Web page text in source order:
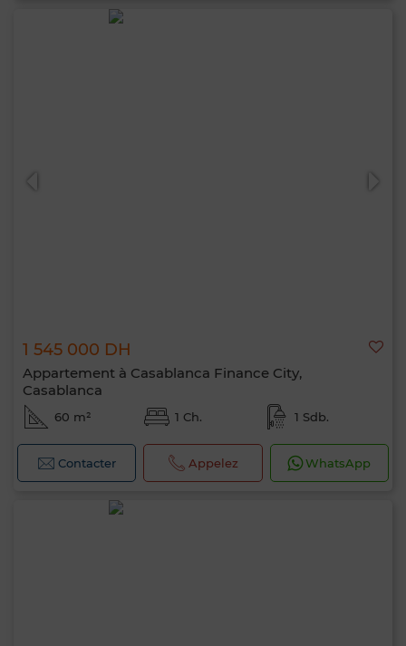
1 545 000 DH
Appartement à Casablanca Finance City,
Casablanca
60 m² 1 Ch. 1 Sdb.
Contacter Appelez WhatsApp